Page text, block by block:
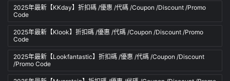
2025年最新【KKday】折扣碼 /優惠 /代碼 /Coupon /Discount /Promo
Code
2025年最新【Klook】折扣碼 /優惠 /代碼 /Coupon /Discount /Promo
Code
2025年最新【Lookfantastic】折扣碼 /優惠 /代碼 /Coupon /Discount
/Promo Code